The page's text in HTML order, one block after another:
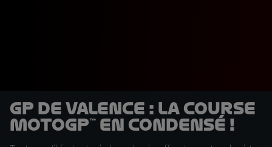
GP de Valence : la course
MotoGP™ en condensé !